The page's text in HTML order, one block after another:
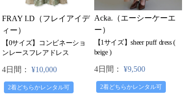
FRAY I.D（フレイアイデ
ィー）
【0サイズ】コンビネーショ
ンレースフレアドレス
4日間： ¥10,000
2着どちらかレンタル可
Acka.（エーシーケーエ
ー）
【1サイズ】sheer puff dress (
beige )
4日間： ¥9,500
2着どちらかレンタル可